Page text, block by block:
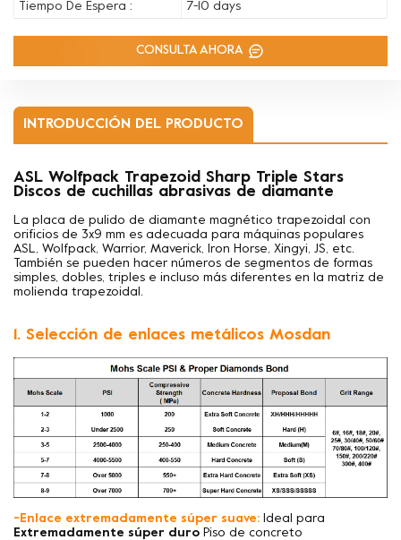
Tiempo De Espera :
7-10 days
CONSULTA AHORA
INTRODUCCIÓN DEL PRODUCTO
ASL Wolfpack Trapezoid Sharp Triple Stars
Discos de cuchillas abrasivas de diamante
La placa de pulido de diamante magnético trapezoidal con
orificios de 3x9 mm es adecuada para máquinas populares
ASL, Wolfpack, Warrior, Maverick, Iron Horse, Xingyi, JS, etc.
También se pueden hacer números de segmentos de formas
simples, dobles, triples e incluso más diferentes en la matriz de
molienda trapezoidal.
1. Selección de enlaces metálicos Mosdan
-Enlace extremadamente súper suave: Ideal para
Extremadamente súper duro Piso de concreto